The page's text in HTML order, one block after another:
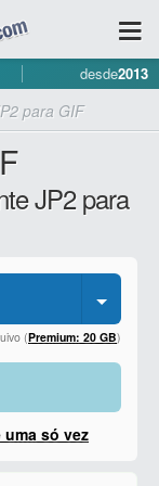
desde2013
para GIF
JP2 para
(Premium: 20 GB)
só vez